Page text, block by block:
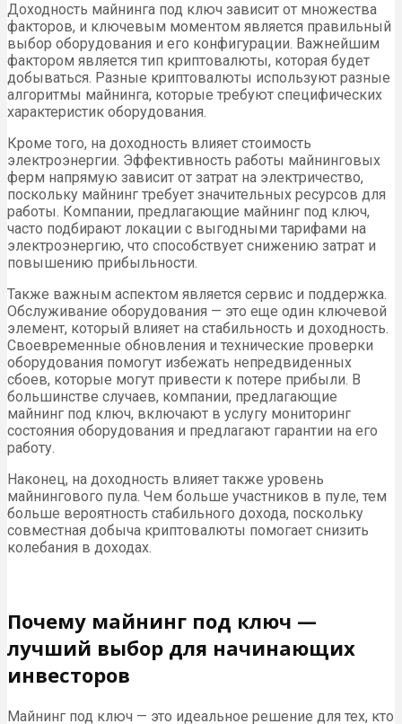
Доходность майнинга под ключ зависит от множества
факторов, и ключевым моментом является правильный
выбор оборудования и его конфигурации. Важнейшим
фактором является тип криптовалюты, которая будет
добываться. Разные криптовалюты используют разные
алгоритмы майнинга, которые требуют специфических
характеристик оборудования.
Кроме того, на доходность влияет стоимость
электроэнергии. Эффективность работы майнинговых
ферм напрямую зависит от затрат на электричество,
поскольку майнинг требует значительных ресурсов для
работы. Компании, предлагающие майнинг под ключ,
часто подбирают локации с выгодными тарифами на
электроэнергию, что способствует снижению затрат и
повышению прибыльности.
Также важным аспектом является сервис и поддержка.
Обслуживание оборудования — это еще один ключевой
элемент, который влияет на стабильность и доходность.
Своевременные обновления и технические проверки
оборудования помогут избежать непредвиденных
сбоев, которые могут привести к потере прибыли. В
большинстве случаев, компании, предлагающие
майнинг под ключ, включают в услугу мониторинг
состояния оборудования и предлагают гарантии на его
работу.
Наконец, на доходность влияет также уровень
майнингового пула. Чем больше участников в пуле, тем
больше вероятность стабильного дохода, поскольку
совместная добыча криптовалюты помогает снизить
колебания в доходах.
Почему майнинг под ключ —
лучший выбор для начинающих
инвесторов
Майнинг под ключ — это идеальное решение для тех, кто